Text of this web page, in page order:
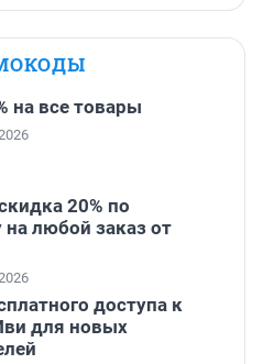
на все товары
20% по
любой заказ от
доступа к
для новых